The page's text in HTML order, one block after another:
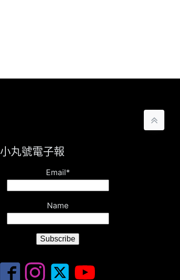
小丸號電子報
Email*
Name